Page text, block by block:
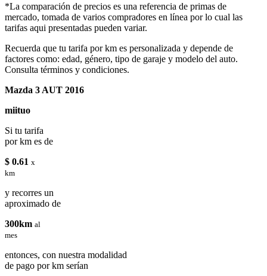
*La comparación de precios es una referencia de primas de
mercado, tomada de varios compradores en línea por lo cual las
tarifas aqui presentadas pueden variar.
Recuerda que tu tarifa por km es personalizada y depende de
factores como: edad, género, tipo de garaje y modelo del auto.
Consulta términos y condiciones.
Mazda 3 AUT 2016
miituo
Si tu tarifa
por km es de
$ 0.61 x
km
y recorres un
aproximado de
300km al
mes
entonces, con nuestra modalidad
de pago por km serían